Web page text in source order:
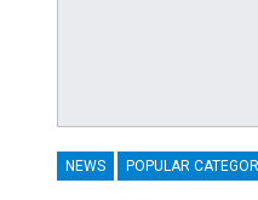
NEWS POPULAR